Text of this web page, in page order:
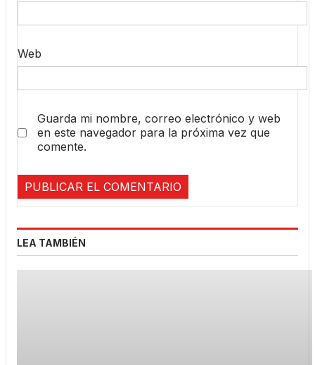
Web
Guarda mi nombre, correo electrónico y web
en este navegador para la próxima vez que
comente.
LEA TAMBIÉN